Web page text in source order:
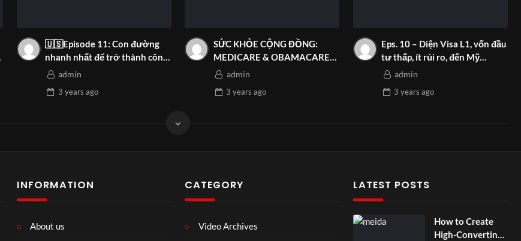
🇺🇸Episode 11: Con đường
nhanh nhất để trở thành công
dân Hoa Kỳ!!!
admin
3 years ago
SỨC KHỎE CỘNG ĐỒNG:
MEDICARE & OBAMACARE
OPEN ENROLLMENT!!!
admin
3 years ago
Eps. 10 – Diện Visa L1, vốn đầu
tư thấp, ít rủi ro, đến Mỹ
nhanh nhất!!! | Asian Media
admin
3 years ago
INFORMATION
About us
CATEGORY
Video Archives
LATEST POSTS
How to Create
High-Converting